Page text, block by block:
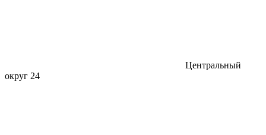
Центральный
округ 24